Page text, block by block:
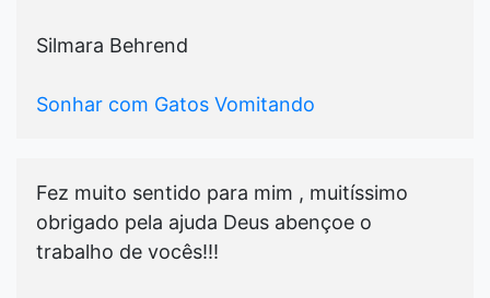
Silmara Behrend
Sonhar com Gatos Vomitando
Fez muito sentido para mim , muitíssimo
obrigado pela ajuda Deus abençoe o
trabalho de vocês!!!